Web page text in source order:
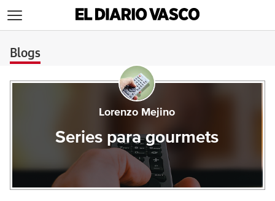
Blogs
Lorenzo Mejino
Series para gourmets